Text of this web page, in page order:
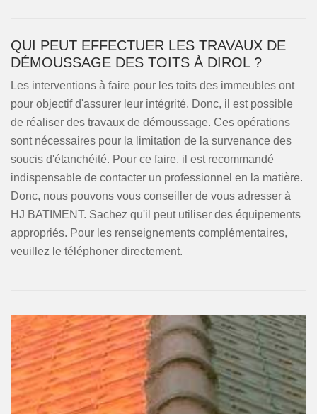
QUI PEUT EFFECTUER LES TRAVAUX DE
DÉMOUSSAGE DES TOITS À DIROL ?
Les interventions à faire pour les toits des immeubles ont
pour objectif d'assurer leur intégrité. Donc, il est possible
de réaliser des travaux de démoussage. Ces opérations
sont nécessaires pour la limitation de la survenance des
soucis d'étanchéité. Pour ce faire, il est recommandé
indispensable de contacter un professionnel en la matière.
Donc, nous pouvons vous conseiller de vous adresser à
HJ BATIMENT. Sachez qu'il peut utiliser des équipements
appropriés. Pour les renseignements complémentaires,
veuillez le téléphoner directement.